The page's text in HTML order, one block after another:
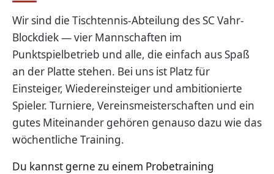
Wir sind die Tischtennis-Abteilung des SC Vahr-
Blockdiek — vier Mannschaften im
Punktspielbetrieb und alle, die einfach aus Spaß
an der Platte stehen. Bei uns ist Platz für
Einsteiger, Wiedereinsteiger und ambitionierte
Spieler. Turniere, Vereinsmeisterschaften und ein
gutes Miteinander gehören genauso dazu wie das
wöchentliche Training.
Du kannst gerne zu einem Probetraining